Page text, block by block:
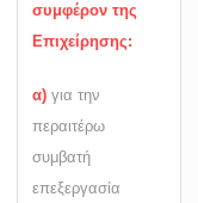
συμφέρον της
Επιχείρησης:
α)για την
περαιτέρω
συμβατή
επεξεργασία